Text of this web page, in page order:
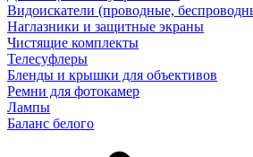
Видоискатели (проводные,
Наглазники и защитные экраны
Чистящие комплекты
Телесуфлеры
Бленды и крышки для объективов
Ремни для фотокамер
Лампы
Баланс белого